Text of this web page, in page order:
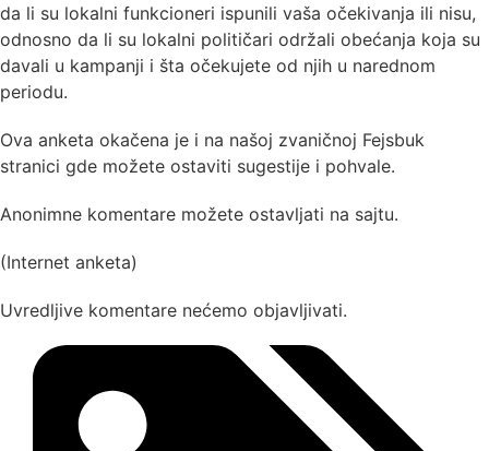
da li su lokalni funkcioneri ispunili vaša očekivanja ili nisu,
odnosno da li su lokalni političari održali obećanja koja su
davali u kampanji i šta očekujete od njih u narednom
periodu.
Ova anketa okačena je i na našoj zvaničnoj Fejsbuk
stranici gde možete ostaviti sugestije i pohvale.
Anonimne komentare možete ostavljati na sajtu.
(Internet anketa)
Uvredljive komentare nećemo objavljivati.